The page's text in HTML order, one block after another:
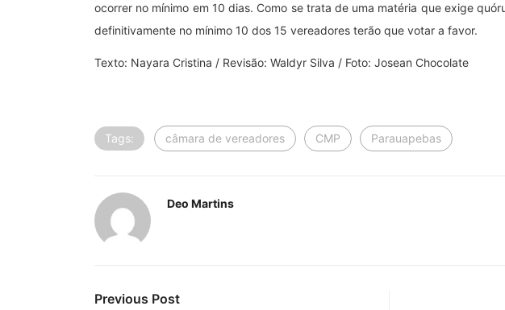
ocorrer no mínimo em 10 dias. Como se trata de uma matéria que exige
definitivamente no mínimo 10 dos 15 vereadores terão que votar a favor.
Texto: Nayara Cristina / Revisão: Waldyr Silva / Foto: Josean Chocolate
Tags: câmara de vereadores CMP Parauapebas
Deo Martins
Previous Post